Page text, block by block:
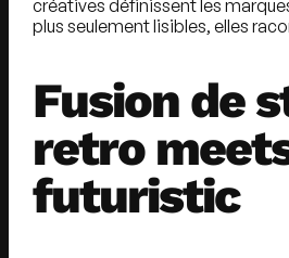
créatives définissent les
plus seulement lisibles, elles
Fusion de
retro
futuristic